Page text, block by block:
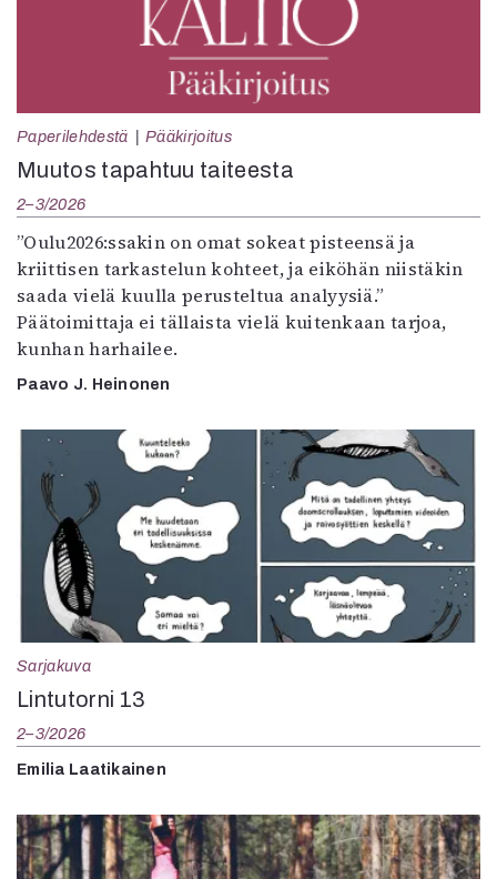
Paperilehdestä Pääkirjoitus
Muutos tapahtuu taiteesta
2–3/2026
”Oulu2026:ssakin on omat sokeat pisteensä ja
kriittisen tarkastelun kohteet, ja eiköhän niistäkin
saada vielä kuulla perusteltua analyysiä.”
Päätoimittaja ei tällaista vielä kuitenkaan tarjoa,
kunhan harhailee.
Paavo J. Heinonen
Sarjakuva
Lintutorni 13
2–3/2026
Emilia Laatikainen